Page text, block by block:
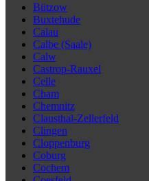
Bützow
Buxtehude
Calau
Calbe (Saale)
Calw
Castrop-Rauxel
Celle
Cham
Chemnitz
Clausthal-Zellerfeld
Clingen
Cloppenburg
Coburg
Cochem